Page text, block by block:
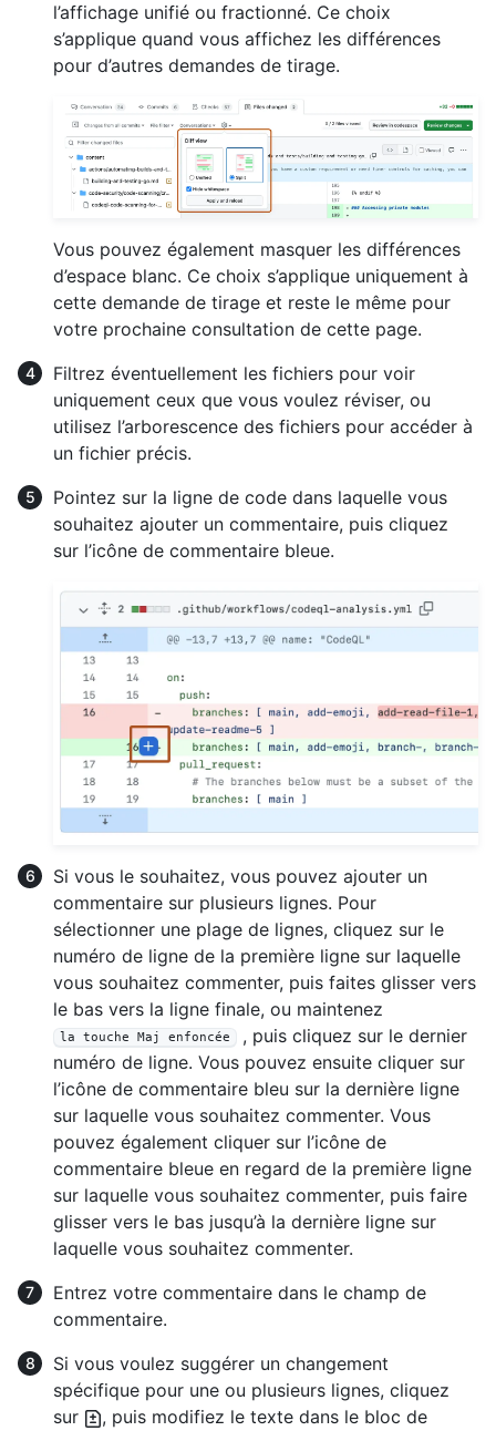
l’affichage unifié ou fractionné. Ce choix
s’applique quand vous affichez les différences
pour d’autres demandes de tirage.
Vous pouvez également masquer les différences
d’espace blanc. Ce choix s’applique uniquement à
cette demande de tirage et reste le même pour
votre prochaine consultation de cette page.
Filtrez éventuellement les fichiers pour voir
uniquement ceux que vous voulez réviser, ou
utilisez l’arborescence des fichiers pour accéder à
un fichier précis.
Pointez sur la ligne de code dans laquelle vous
souhaitez ajouter un commentaire, puis cliquez
sur l’icône de commentaire bleue.
Si vous le souhaitez, vous pouvez ajouter un
commentaire sur plusieurs lignes. Pour
sélectionner une plage de lignes, cliquez sur le
numéro de ligne de la première ligne sur laquelle
vous souhaitez commenter, puis faites glisser vers
le bas vers la ligne finale, ou maintenez
la touche Maj enfoncée
, puis cliquez sur le dernier
numéro de ligne. Vous pouvez ensuite cliquer sur
l’icône de commentaire bleu sur la dernière ligne
sur laquelle vous souhaitez commenter. Vous
pouvez également cliquer sur l’icône de
commentaire bleue en regard de la première ligne
sur laquelle vous souhaitez commenter, puis faire
glisser vers le bas jusqu’à la dernière ligne sur
laquelle vous souhaitez commenter.
Entrez votre commentaire dans le champ de
commentaire.
Si vous voulez suggérer un changement
spécifique pour une ou plusieurs lignes, cliquez
sur
, puis modifiez le texte dans le bloc de